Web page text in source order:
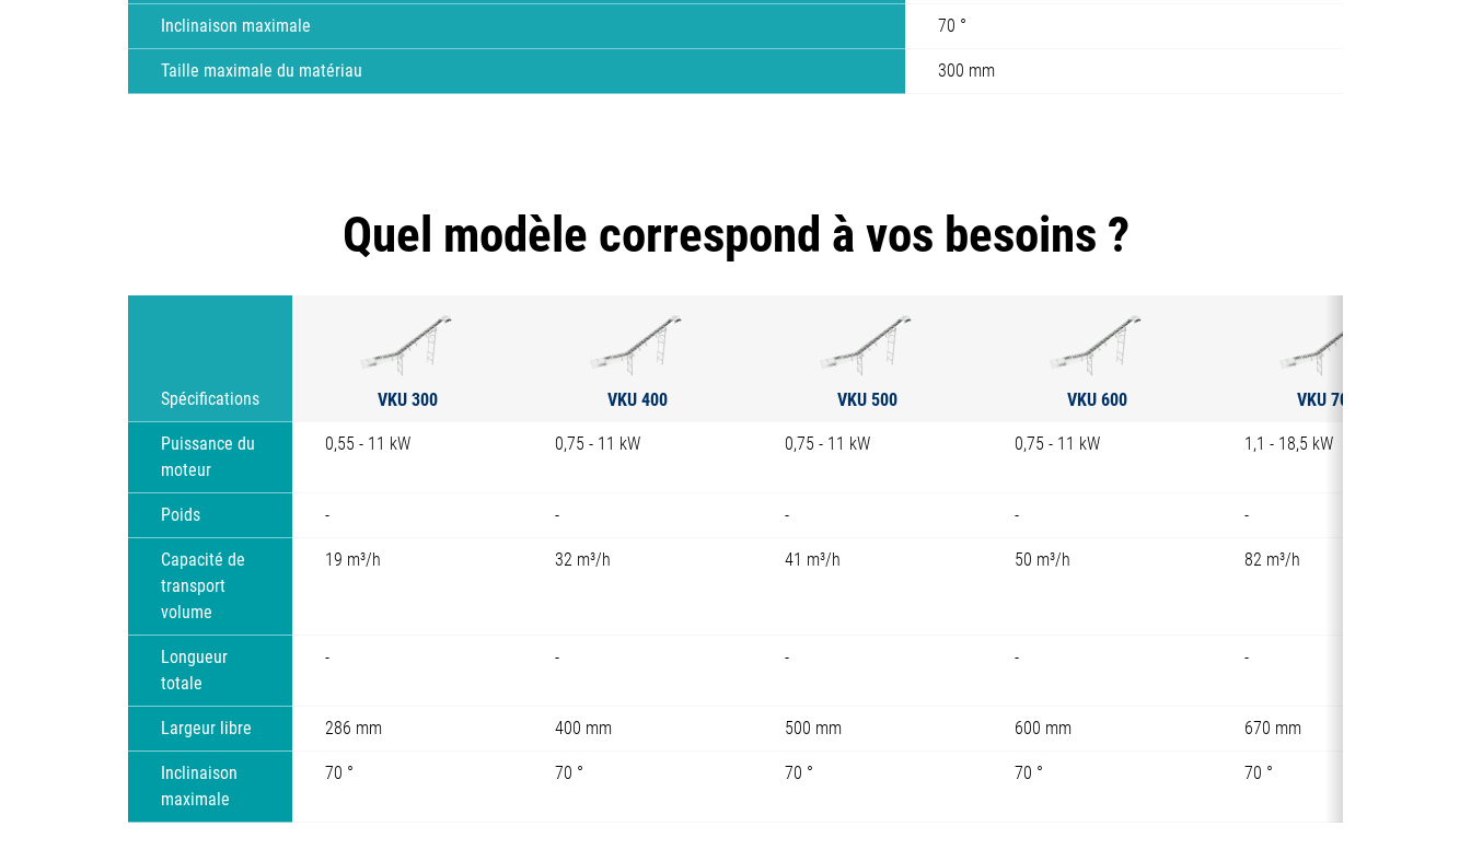
Inclinaison maximale 70 °
Taille maximale du matériau 300 mm
Quel modèle correspond à vos besoins ?
Spécifications VKU 300 VKU 400 VKU 500 VKU 600 VKU 700
Puissance du
moteur
0,55 - 11 kW 0,75 - 11 kW 0,75 - 11 kW 0,75 - 11 kW 1,1 - 18,5 kW
Poids - - - - -
Capacité de
transport
volume
19 m³/h 32 m³/h 41 m³/h 50 m³/h 82 m³/h
Longueur
totale
- - - - -
Largeur libre 286 mm 400 mm 500 mm 600 mm 670 mm
Inclinaison
maximale
70 ° 70 ° 70 ° 70 ° 70 °